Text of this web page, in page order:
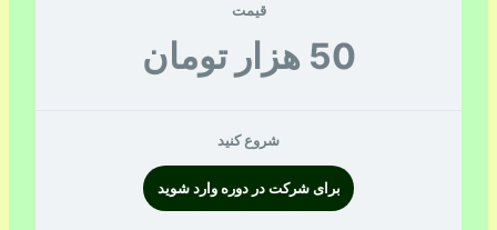
قیمت
50 هزار تومان
شروع کنید
برای شرکت در دوره وارد شوید